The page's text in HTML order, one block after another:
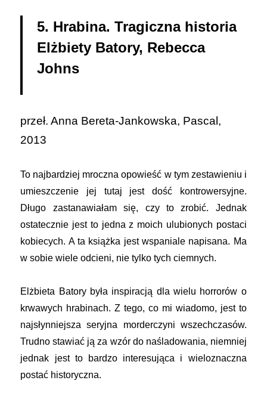
5. Hrabina. Tragiczna historia
Elżbiety Batory, Rebecca
Johns
przeł. Anna Bereta-Jankowska, Pascal,
2013
To najbardziej mroczna opowieść w tym zestawieniu i
umieszczenie jej tutaj jest dość kontrowersyjne.
Długo zastanawiałam się, czy to zrobić. Jednak
ostatecznie jest to jedna z moich ulubionych postaci
kobiecych. A ta książka jest wspaniale napisana. Ma
w sobie wiele odcieni, nie tylko tych ciemnych.
Elżbieta Batory była inspiracją dla wielu horrorów o
krwawych hrabinach. Z tego, co mi wiadomo, jest to
najsłynniejsza seryjna morderczyni wszechczasów.
Trudno stawiać ją za wzór do naśladowania, niemniej
jednak jest to bardzo interesująca i wieloznaczna
postać historyczna.